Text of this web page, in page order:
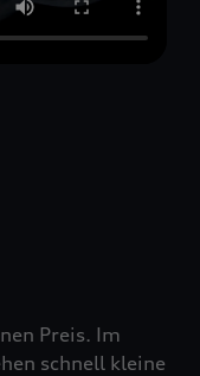
Preis. Im
schnell kleine